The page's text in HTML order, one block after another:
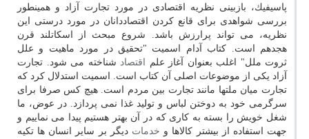
پاسیفیك، بازبینی نظریه اقتصادی در مورد تجارت آزاد و همینطور
بررسی شواهدی برای قانع كردن اقتصاددانان در مورد درستی این
نظریه، می تواند پرارزش باشد. شروع مبحث از اسكاتلند قرن
هجدهم است. كتاب آدام اسمیت "تحقیق در مورد ماهیت و علل
ثروت ملل" اغلب بعنوان آغاز علم
اقتصاد شناخته می شود. تجارت
آزاد یكی از موضوعات اصلی آن كتاب است. اسمیت استدلال كرد كه
تجارت میان ملت­ها مانند تجارت بین مردم است. هیچ كس صرفا برای
سرگرمی خود به دوختن لباس و تولید غذا نمی پردازد. در عوض، ما
شغل خویش را بسته به كاری كه در آن بهتر هستیم پیدا می نماییم و
جهت استفاده از بیشتر كالاها و خدمات دیگر بر سایر انسان ها تكیه